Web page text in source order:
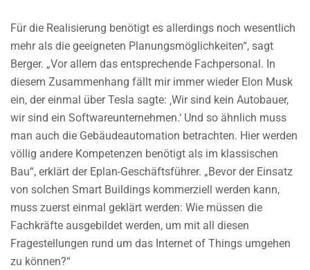
Für die Realisierung benötigt es allerdings noch wesentlich
mehr als die geeigneten Planungsmöglichkeiten“, sagt
Berger. „Vor allem das entsprechende Fachpersonal. In
diesem Zusammenhang fällt mir immer wieder Elon Musk
ein, der einmal über Tesla sagte: ‚Wir sind kein Autobauer,
wir sind ein Softwareunternehmen.‘ Und so ähnlich muss
man auch die Gebäudeautomation betrachten. Hier werden
völlig andere Kompetenzen benötigt als im klassischen
Bau“, erklärt der Eplan-Geschäftsführer. „Bevor der Einsatz
von solchen Smart Buildings kommerziell werden kann,
muss zuerst einmal geklärt werden: Wie müssen die
Fachkräfte ausgebildet werden, um mit all diesen
Fragestellungen rund um das Internet of Things umgehen
zu können?“